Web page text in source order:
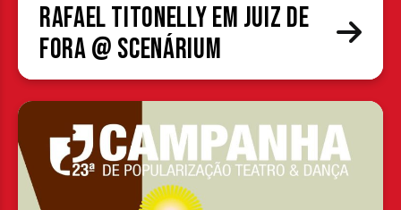
Rafael Titonelly em Juiz de
Fora @ Scenárium